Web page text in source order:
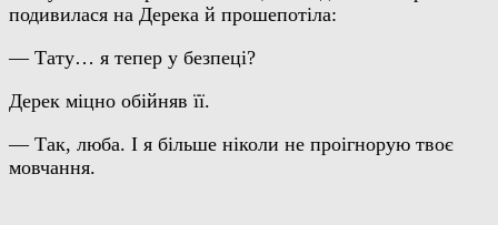
подивилася на Дерека й прошепотіла:
— Тату… я тепер у безпеці?
Дерек міцно обійняв її.
— Так, люба. І я більше ніколи не проігнорую твоє
мовчання.